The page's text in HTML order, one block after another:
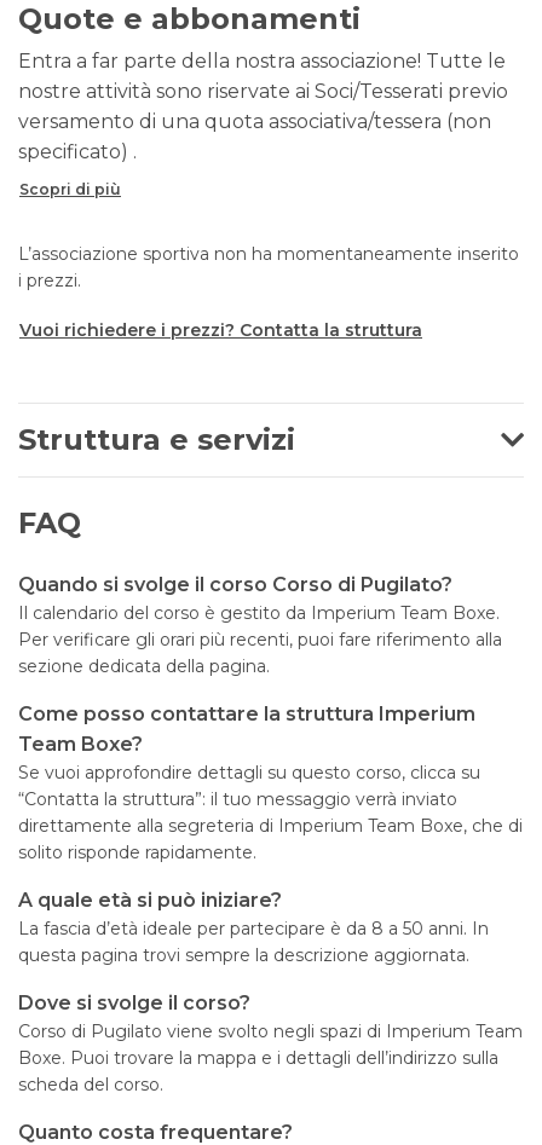
Quote e abbonamenti
Entra a far parte della nostra associazione! Tutte le
nostre attività sono riservate ai Soci/Tesserati previo
versamento di una quota associativa/tessera (non
specificato) .
Scopri di più
L’associazione sportiva non ha momentaneamente inserito
i prezzi.
Vuoi richiedere i prezzi? Contatta la struttura
Struttura e servizi
FAQ
Quando si svolge il corso Corso di Pugilato?
Il calendario del corso è gestito da Imperium Team Boxe.
Per verificare gli orari più recenti, puoi fare riferimento alla
sezione dedicata della pagina.
Come posso contattare la struttura Imperium
Team Boxe?
Se vuoi approfondire dettagli su questo corso, clicca su
“Contatta la struttura”: il tuo messaggio verrà inviato
direttamente alla segreteria di Imperium Team Boxe, che di
solito risponde rapidamente.
A quale età si può iniziare?
La fascia d’età ideale per partecipare è da 8 a 50 anni. In
questa pagina trovi sempre la descrizione aggiornata.
Dove si svolge il corso?
Corso di Pugilato viene svolto negli spazi di Imperium Team
Boxe. Puoi trovare la mappa e i dettagli dell’indirizzo sulla
scheda del corso.
Quanto costa frequentare?